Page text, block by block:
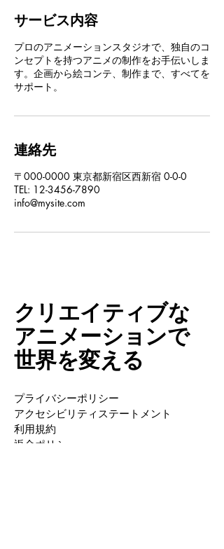
サービス内容
プロのアニメーションスタジオで、独自のコ
ンセプトを持つアニメの制作をお手伝いしま
す。企画から絵コンテ、制作まで、すべてを
サポート。
連絡先
〒000-0000 東京都新宿区西新宿 0-0-0
TEL: 12-3456-7890
info@mysite.com
クリエイティブな
アニメーションで
世界を変える
プライバシーポリシー
アクセシビリティステートメント
利用規約
返金ポリシー